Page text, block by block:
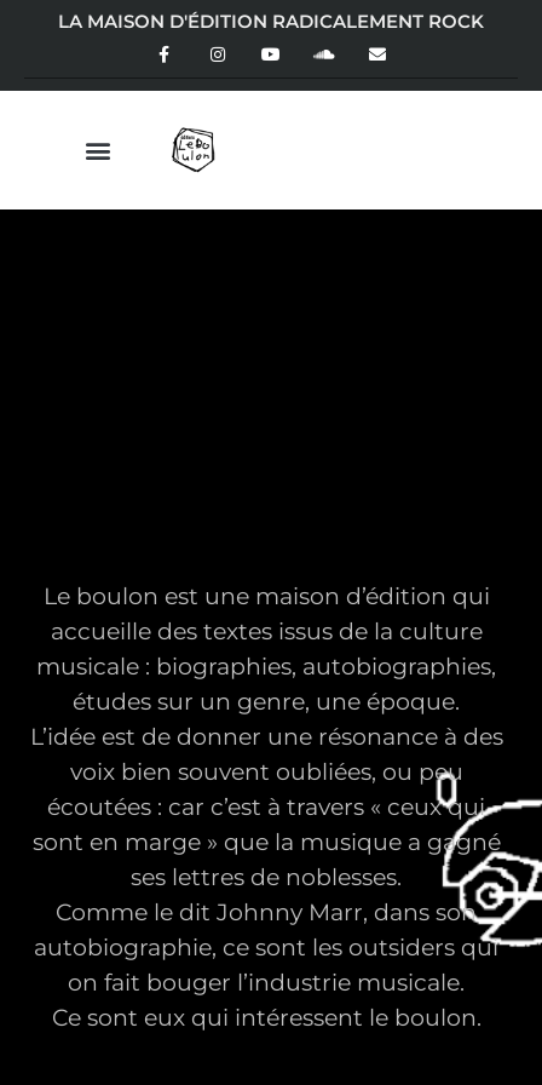
LA MAISON D'ÉDITION RADICALEMENT ROCK
Le boulon est une maison d’édition qui
accueille des textes issus de la culture
musicale : biographies, autobiographies,
études sur un genre, une époque.
L’idée est de donner une résonance à des
voix bien souvent oubliées, ou peu
écoutées : car c’est à travers « ceux qui
sont en marge » que la musique a gagné
ses lettres de noblesses.
Comme le dit Johnny Marr, dans son
autobiographie, ce sont les outsiders qui
on fait bouger l’industrie musicale.
Ce sont eux qui intéressent le boulon.